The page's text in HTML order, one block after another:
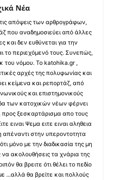
Νέα
απόψεις των αρθρογράφων,
που αναδημοσιεύει από άλλες
και δεν ευθύνεται για την
το περιεχόμενό τους. Συνεπώς,
του νόμου. Το katohika.gr ,
αρχές της πολυφωνίας και
κείμενα και ρεπορτάζ, από
και επιστημονικούς
των κατοχικών νέων φέρνει
προς ξεσκαρτάρισμα απο τους
ειναι Ψεμα ειτε ειναι αληθεια
στην υπεροντοτητα
μόνο με την διαδικασία της μη
να ακολουθήσεις τα χνάρια της
θα βρειτε ότι θέλει το πεδίο
...αλλά θα βρείτε και πολλούς